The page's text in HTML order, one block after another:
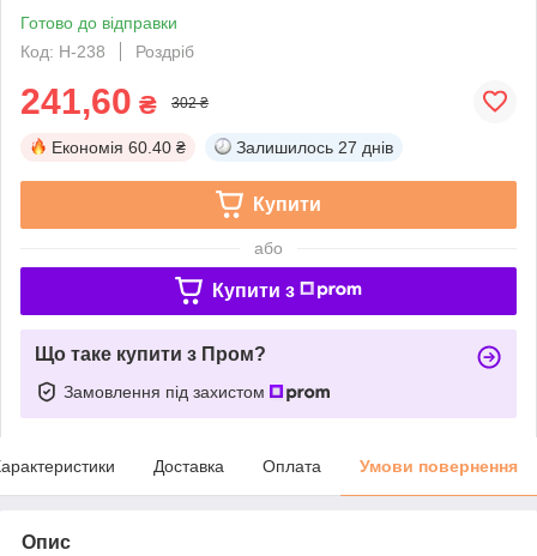
Готово до відправки
Код: H-238
Роздріб
241,60 ₴ 302 ₴
Економія 60.40 ₴ Залишилось 27 днів
Купити
або
Купити з
Що таке купити з Пром?
Замовлення під захистом
Доставка Оплата Умови повернення
Опис